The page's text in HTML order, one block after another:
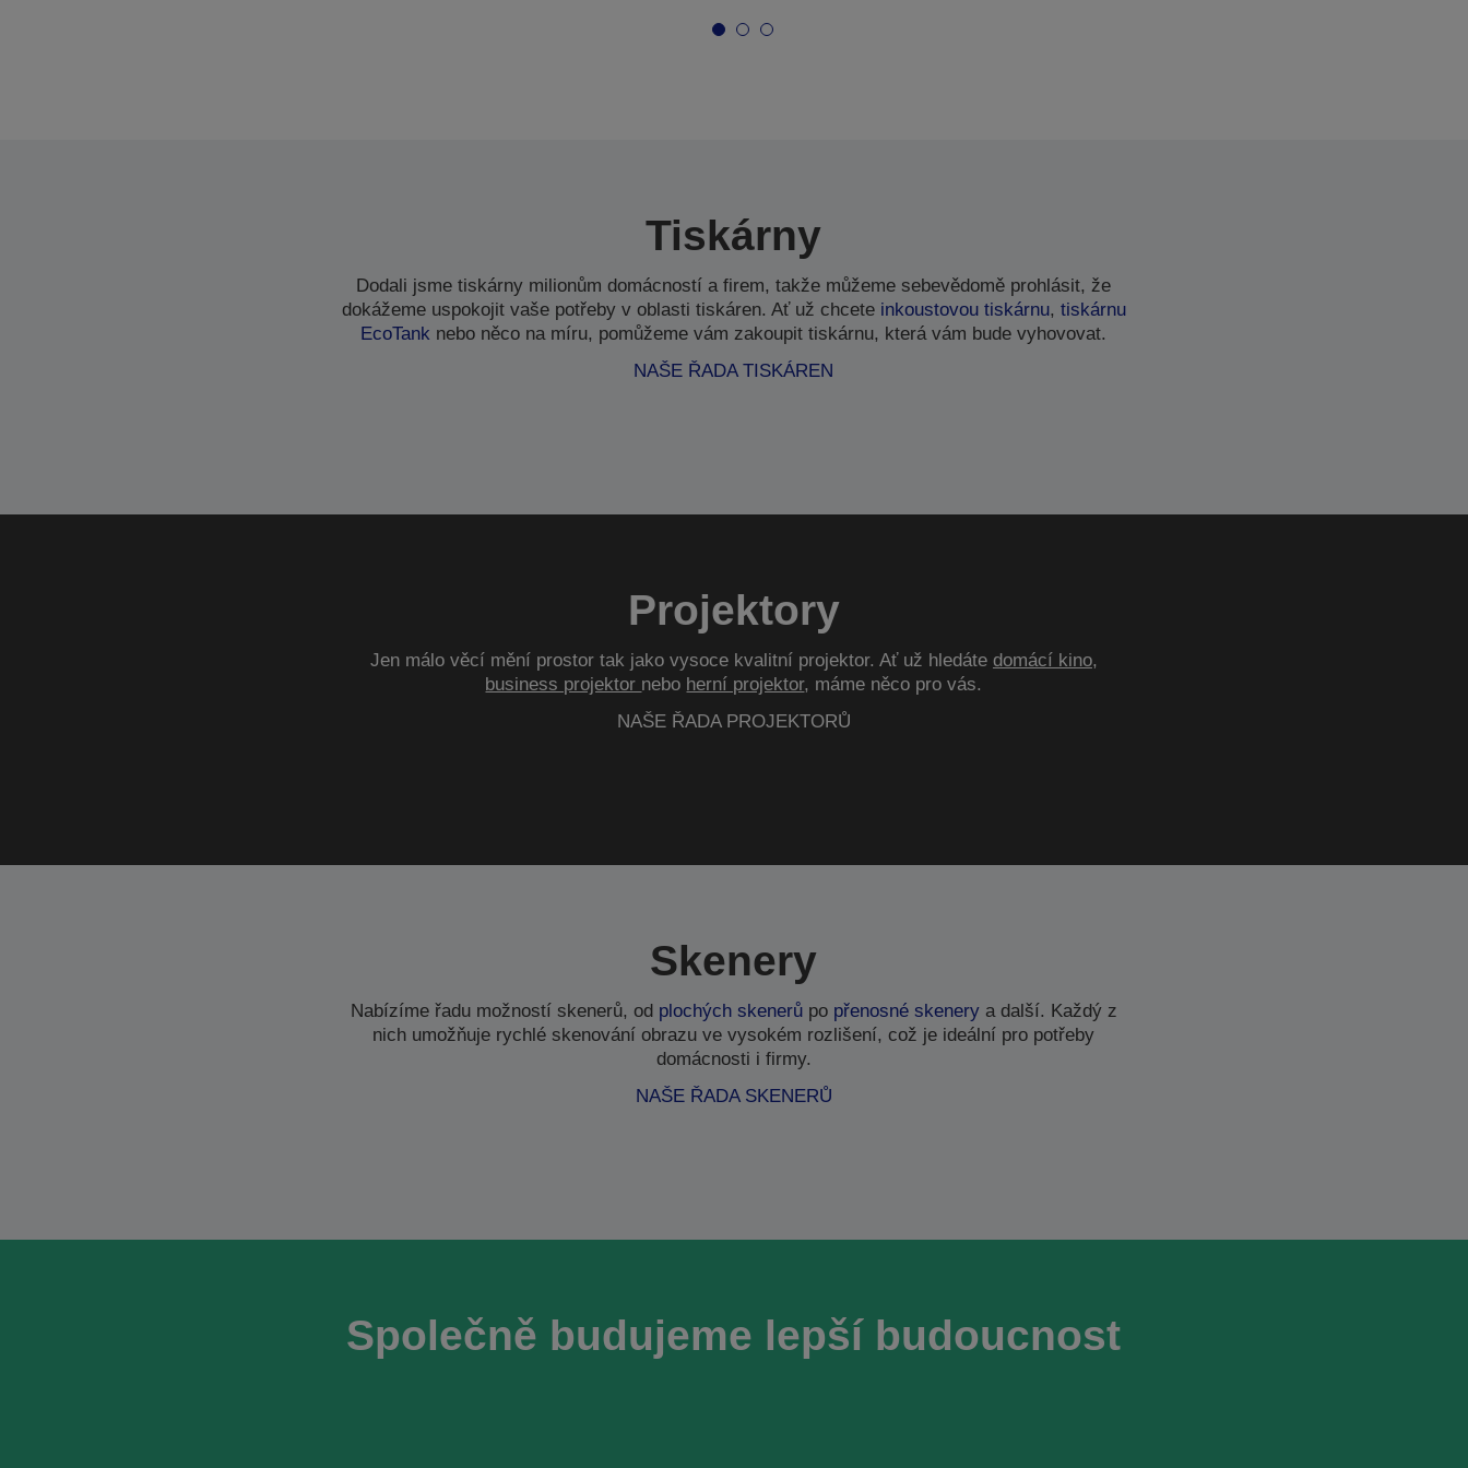
Tiskárny
Dodali jsme tiskárny milionům domácností a firem, takže můžeme sebevědomě prohlásit, že
dokážeme uspokojit vaše potřeby v oblasti tiskáren. Ať už chcete inkoustovou tiskárnu, tiskárnu
EcoTank nebo něco na míru, pomůžeme vám zakoupit tiskárnu, která vám bude vyhovovat.
NAŠE ŘADA TISKÁREN
Projektory
Jen málo věcí mění prostor tak jako vysoce kvalitní projektor. Ať už hledáte domácí kino,
business projektor nebo herní projektor, máme něco pro vás.
NAŠE ŘADA PROJEKTORŮ
Skenery
Nabízíme řadu možností skenerů, od plochých skenerůpo přenosné skenerya další. Každý z
nich umožňuje rychlé skenování obrazu ve vysokém rozlišení, což je ideální pro potřeby
domácnosti i firmy.
NAŠE ŘADA SKENERŮ
Společně budujeme lepší budoucnost